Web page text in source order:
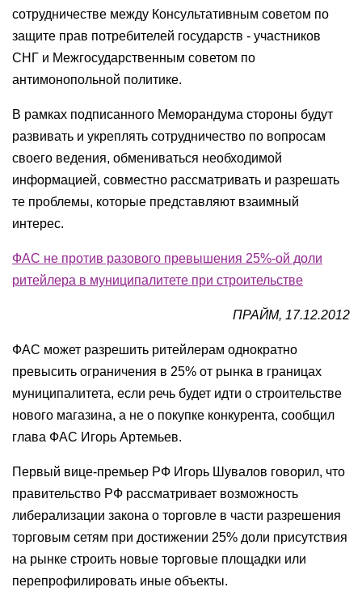
сотрудничестве между Консультативным советом по
защите прав потребителей государств - участников
СНГ и Межгосударственным советом по
антимонопольной политике.
В рамках подписанного Меморандума стороны будут
развивать и укреплять сотрудничество по вопросам
своего ведения, обмениваться необходимой
информацией, совместно рассматривать и разрешать
те проблемы, которые представляют взаимный
интерес.
ФАС не против разового превышения 25%-ой доли
ритейлера в муниципалитете при строительстве
ПРАЙМ, 17.12.2012
ФАС может разрешить ритейлерам однократно
превысить ограничения в 25% от рынка в границах
муниципалитета, если речь будет идти о строительстве
нового магазина, а не о покупке конкурента, сообщил
глава ФАС Игорь Артемьев.
Первый вице-премьер РФ Игорь Шувалов говорил, что
правительство РФ рассматривает возможность
либерализации закона о торговле в части разрешения
торговым сетям при достижении 25% доли присутствия
на рынке строить новые торговые площадки или
перепрофилировать иные объекты.